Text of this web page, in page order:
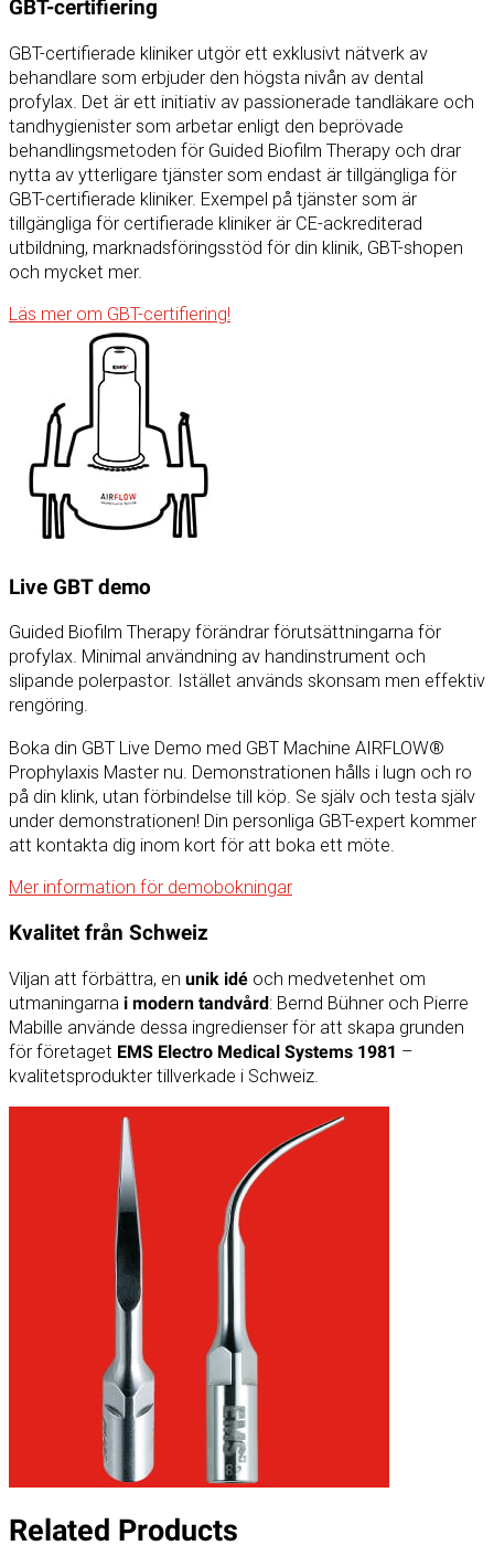
GBT-certifiering
GBT-certifierade kliniker utgör ett exklusivt nätverk av
behandlare som erbjuder den högsta nivån av dental
profylax. Det är ett initiativ av passionerade tandläkare och
tandhygienister som arbetar enligt den beprövade
behandlingsmetoden för Guided Biofilm Therapy och drar
nytta av ytterligare tjänster som endast är tillgängliga för
GBT-certifierade kliniker. Exempel på tjänster som är
tillgängliga för certifierade kliniker är CE-ackrediterad
utbildning, marknadsföringsstöd för din klinik, GBT-shopen
och mycket mer.
Läs mer om GBT-certifiering!
Live GBT demo
Guided Biofilm Therapy förändrar förutsättningarna för
profylax. Minimal användning av handinstrument och
slipande polerpastor. Istället används skonsam men effektiv
rengöring.
Boka din GBT Live Demo med GBT Machine AIRFLOW®
Prophylaxis Master nu. Demonstrationen hålls i lugn och ro
på din klink, utan förbindelse till köp. Se själv och testa själv
under demonstrationen! Din personliga GBT-expert kommer
att kontakta dig inom kort för att boka ett möte.
Mer information för demobokningar
Kvalitet från Schweiz
Viljan att förbättra, en unik idé och medvetenhet om
utmaningarna i modern tandvård: Bernd Bühner och Pierre
Mabille använde dessa ingredienser för att skapa grunden
för företaget EMS Electro Medical Systems 1981 –
kvalitetsprodukter tillverkade i Schweiz.
Related Products